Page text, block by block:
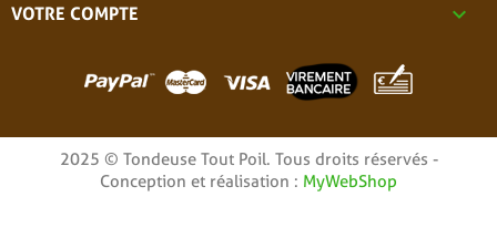
VOTRE COMPTE 
2025 © Tondeuse Tout Poil. Tous droits réservés -
Conception et réalisation : MyWebShop